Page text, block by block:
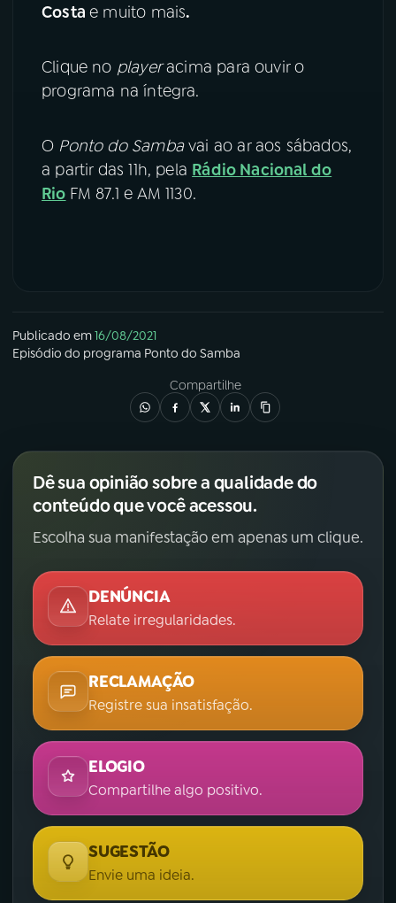
Costae muito mais.
Clique no playeracima para ouvir o
programa na íntegra.
O Ponto do Sambavai ao ar aos sábados,
a partir das 11h, pela Rádio Nacional do
Rio FM 87.1 e AM 1130.
Publicado em16/08/2021
Episódio do programa Ponto do Samba
Compartilhe
Dê sua opinião sobre a qualidade do
conteúdo que você acessou.
Escolha sua manifestação em apenas um clique.
DENÚNCIA
Relate irregularidades.
RECLAMAÇÃO
Registre sua insatisfação.
ELOGIO
Compartilhe algo positivo.
SUGESTÃO
Envie uma ideia.